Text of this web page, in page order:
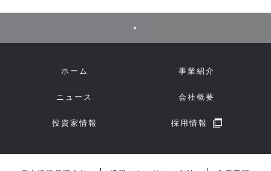
▲
ホーム 事業紹介
ニュース 会社概要
投資家情報 採用情報